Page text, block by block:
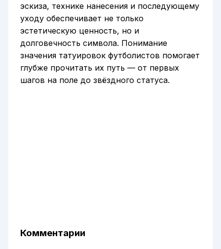
эскиза, технике нанесения и последующему
уходу обеспечивает не только
эстетическую ценность, но и
долговечность символа. Понимание
значения татуировок футболистов помогает
глубже прочитать их путь — от первых
шагов на поле до звёздного статуса.
Комментарии